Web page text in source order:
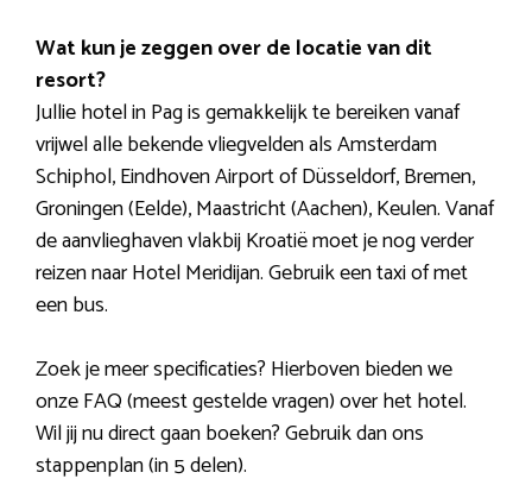
Wat kun je zeggen over de locatie van dit
resort?
Jullie hotel in Pag is gemakkelijk te bereiken vanaf
vrijwel alle bekende vliegvelden als Amsterdam
Schiphol, Eindhoven Airport of Düsseldorf, Bremen,
Groningen (Eelde), Maastricht (Aachen), Keulen. Vanaf
de aanvlieghaven vlakbij Kroatië moet je nog verder
reizen naar Hotel Meridijan. Gebruik een taxi of met
een bus.
Zoek je meer specificaties? Hierboven bieden we
onze FAQ (meest gestelde vragen) over het hotel.
Wil jij nu direct gaan boeken? Gebruik dan ons
stappenplan (in 5 delen).